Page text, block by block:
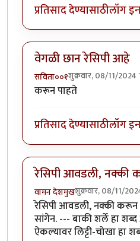
प्रतिसाद देण्यासाठीलॉग
वेगळी छान रेसिपी आहे
सविता००१शुक्रवार, 08/11/2024
करून पाहते
प्रतिसाद देण्यासाठीलॉग
रेसिपी आवडली, नक्की
वामन देशमुखशुक्रवार, 08/11/
रेसिपी आवडली, नक्की करून
सांगेन. --- बाकी शर्ले हा
ऐकल्यावर लिट्टी-चोखा हा